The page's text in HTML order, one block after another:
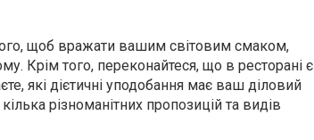
щоб вражати вашим світовим смаком,
Крім того, переконайтеся, що в ресторані є
які дієтичні уподобання має ваш діловий
різноманітних пропозицій та видів